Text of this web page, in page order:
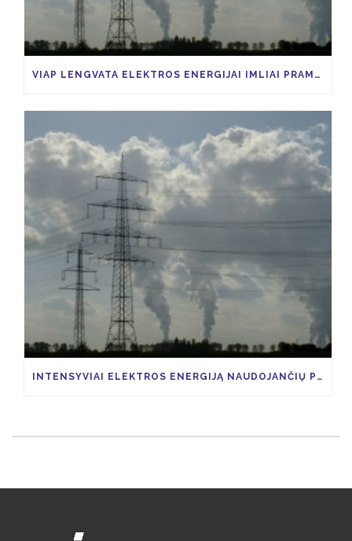
VIAP LENGVATA ELEKTROS ENERGIJAI IMLIAI PRAMONEI
INTENSYVIAI ELEKTROS ENERGIJĄ NAUDOJANČIŲ PRAMONĖS ŠAKŲ ĮMONĖS, GALĖTŲ SUSIGRĄŽINTI 85 PROCENTUS VIAP KAINOS